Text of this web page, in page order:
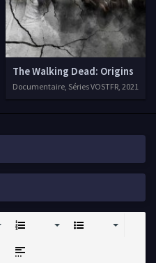
the Water
The Walking Dead: Origins
Documentaire, Séries VOSTFR, 2021